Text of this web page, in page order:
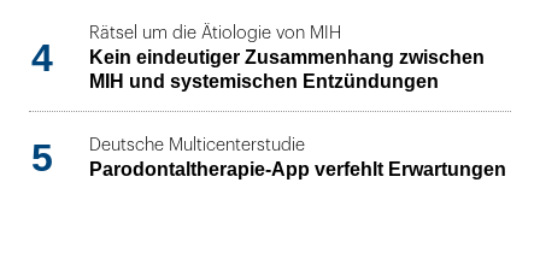
4
Rätsel um die Ätiologie von MIH
Kein eindeutiger Zusammenhang zwischen
MIH und systemischen Entzündungen
5 Deutsche Multicenterstudie
Parodontaltherapie-App verfehlt Erwartungen